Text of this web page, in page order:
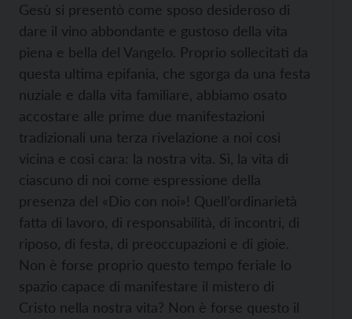
Gesù si presentò come sposo desideroso di
dare il vino abbondante e gustoso della vita
piena e bella del Vangelo. Proprio sollecitati da
questa ultima epifania, che sgorga da una festa
nuziale e dalla vita familiare, abbiamo osato
accostare alle prime due manifestazioni
tradizionali una terza rivelazione a noi così
vicina e così cara: la nostra vita. Sì, la vita di
ciascuno di noi come espressione della
presenza del «Dio con noi»! Quell’ordinarietà
fatta di lavoro, di responsabilità, di incontri, di
riposo, di festa, di preoccupazioni e di gioie.
Non è forse proprio questo tempo feriale lo
spazio capace di manifestare il mistero di
Cristo nella nostra vita? Non è forse questo il